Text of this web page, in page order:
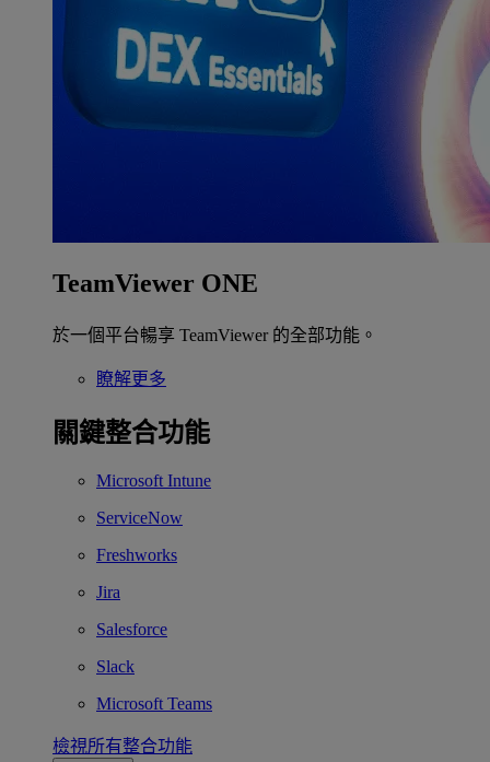
TeamViewer ONE
於一個平台暢享 TeamViewer 的全部功能。
瞭解更多
關鍵整合功能
Microsoft Intune
ServiceNow
Freshworks
Jira
Salesforce
Slack
Microsoft Teams
檢視所有整合功能